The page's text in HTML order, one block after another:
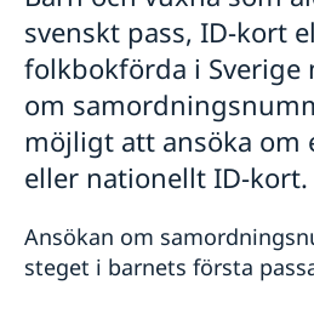
Öppettider för förtidsröstning
Pass i Singapore
Passansökan för vuxna
Passansökan för barn under
Samordningsnummer
Nationellt id-kort
Förlust av pass
Provisoriskt pass
Dubbelt medborgarskap
Gifta sig i Singapore
Avgifter i Singapore
svenskt pass, ID-kort
folkbokförda i Sverige
om
möjligt att ansöka om
eller nationellt ID-kort.
Ansökan om
steget i barnets första